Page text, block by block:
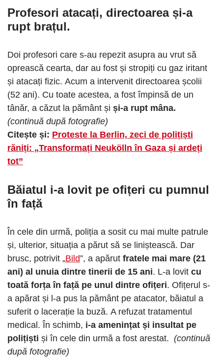
Profesori atacați, directoarea și-a
rupt brațul.
Doi profesori care s-au repezit asupra au vrut să
oprească cearta, dar au fost și stropiți cu gaz iritant
și atacați fizic. Acum a intervenit directoarea școlii
(52 ani). Cu toate acestea, a fost împinsă de un
tânăr, a căzut la pământ și și-a rupt mâna.
(continuă după fotografie)
Citește și: Proteste la Berlin, zeci de polițiști
răniți: „Transformați Neukölln în Gaza și ardeți
tot”
Băiatul i-a lovit pe ofițeri cu pumnul
în față
În cele din urmă, poliția a sosit cu mai multe patrule
și, ulterior, situația a părut să se liniștească. Dar
brusc, potrivit „Bild”, a apărut fratele mai mare (21
ani) al unuia dintre tinerii de 15 ani. L-a lovit cu
toată forța în față pe unul dintre ofițeri. Ofițerul s-
a apărat și l-a pus la pământ pe atacator, băiatul a
suferit o lacerație la buză. A refuzat tratamentul
medical. În schimb, i-a amenințat și insultat pe
polițiști și în cele din urmă a fost arestat. (continuă
după fotografie)